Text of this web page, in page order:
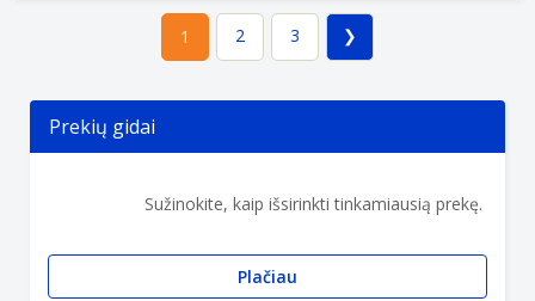
1 2 3
Prekių gidai
Sužinokite, kaip išsirinkti tinkamiausią prekę.
Plačiau